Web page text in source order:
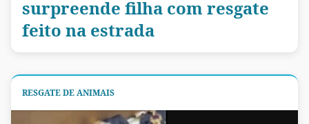
surpreende filha com resgate
feito na estrada
RESGATE DE ANIMAIS